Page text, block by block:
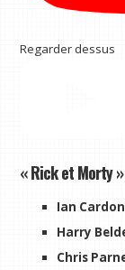
Regarder dessus
« Rick et Morty
Ian
Harry
Chris